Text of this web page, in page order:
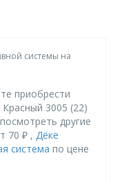
системы на
приобрести
3005 (22)
другие
70 ₽ , Дёке
система по цене